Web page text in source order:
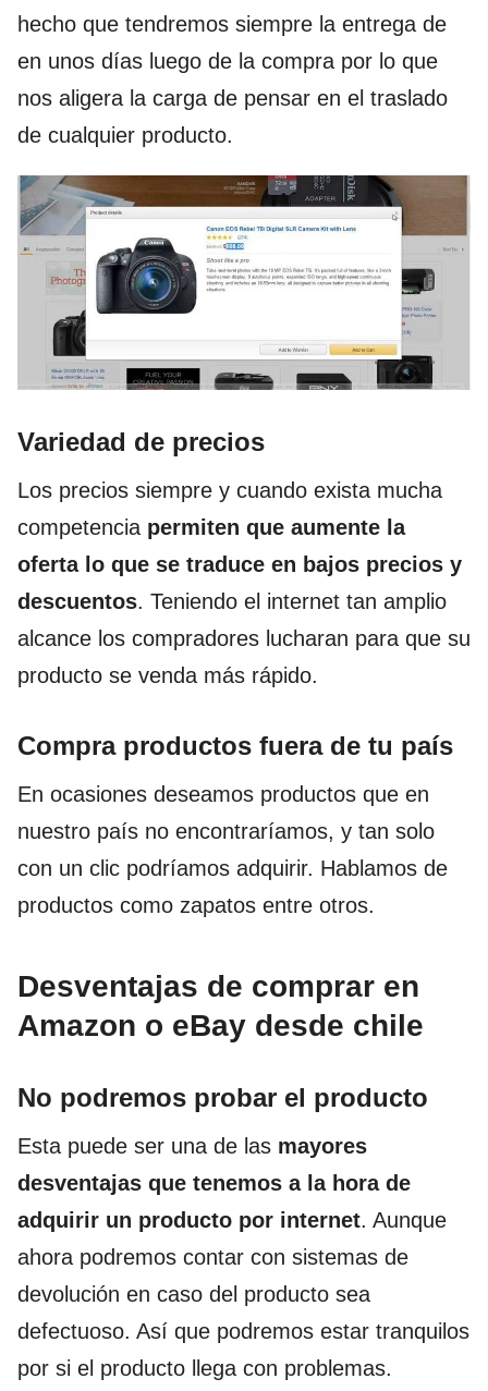
hecho que tendremos siempre la entrega de
en unos días luego de la compra por lo que
nos aligera la carga de pensar en el traslado
de cualquier producto.
Variedad de precios
Los precios siempre y cuando exista mucha
competencia permiten que aumente la
oferta lo que se traduce en bajos precios y
descuentos. Teniendo el internet tan amplio
alcance los compradores lucharan para que su
producto se venda más rápido.
Compra productos fuera de tu país
En ocasiones deseamos productos que en
nuestro país no encontraríamos, y tan solo
con un clic podríamos adquirir. Hablamos de
productos como zapatos entre otros.
Desventajas de comprar en
Amazon o eBay desde chile
No podremos probar el producto
Esta puede ser una de las mayores
desventajas que tenemos a la hora de
adquirir un producto por internet. Aunque
ahora podremos contar con sistemas de
devolución en caso del producto sea
defectuoso. Así que podremos estar tranquilos
por si el producto llega con problemas.